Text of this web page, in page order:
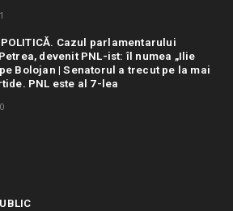
POLITICĂ. Cazul parlamentarului
devenit PNL-ist: îl numea „Ilie
Bolojan | Senatorul a trecut pe la mai
PNL este al 7-lea